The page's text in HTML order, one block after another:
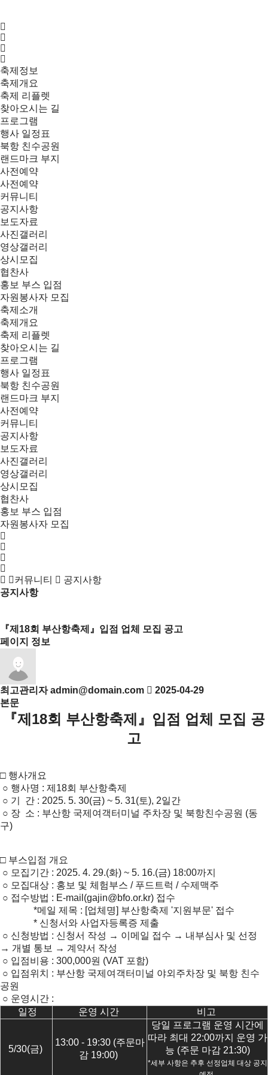
축제정보
축제개요
축제 리플렛
찾아오시는 길
프로그램
행사 일정표
북항 친수공원
랜드마크 부지
사전예약
사전예약
커뮤니티
공지사항
보도자료
사진갤러리
영상갤러리
상시모집
협찬사
홍보 부스 입점
자원봉사자 모집
축제소개
축제개요
축제 리플렛
찾아오시는 길
프로그램
행사 일정표
북항 친수공원
랜드마크 부지
사전예약
커뮤니티
공지사항
보도자료
사진갤러리
영상갤러리
상시모집
협찬사
홍보 부스 입점
자원봉사자 모집
커뮤니티
공지사항
공지사항
『제18회 부산항축제』입점 업체 모집 공고
페이지 정보
최고관리자 admin@domain.com
2025-04-29
본문
『제18회 부산항축제』입점 업체 모집 공
고
□ 행사개요
○ 행사명 : 제18회 부산항축제
○ 기 간 : 2025. 5. 30(금) ~ 5. 31(토), 2일간
○ 장 소 : 부산항 국제여객터미널 주차장 및 북항친수공원 (동
구)
□ 부스입점 개요
○ 모집기간 : 2025. 4. 29.(화) ~ 5. 16.(금) 18:00까지
○ 모집대상 : 홍보 및 체험부스 / 푸드트럭 / 수제맥주
○ 접수방법 : E-mail(gajin@bfo.or.kr) 접수
*메일 제목 : [업체명] 부산항축제 '지원부문' 접수
* 신청서와 사업자등록증 제출
○ 신청방법 : 신청서 작성 → 이메일 접수 → 내부심사 및 선정
→ 개별 통보 → 계약서 작성
○ 입점비용 : 300,000원 (VAT 포함)
○ 입점위치 : 부산항 국제여객터미널 야외주차장 및 북항 친수
공원
○ 운영시간 :
일정
운영 시간 비고
5/30(금)
13:00 - 19:30 (주문마
감 19:00)
당일 프로그램 운영 시간에
따라 최대 22:00까지 운영 가
능 (주문 마감 21:30)
*세부 사항은 추후 선정업체 대상 공지